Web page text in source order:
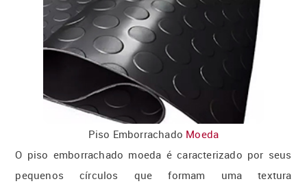
Piso Emborrachado Moeda
O piso emborrachado moeda é caracterizado por seus
pequenos círculos que formam uma textura